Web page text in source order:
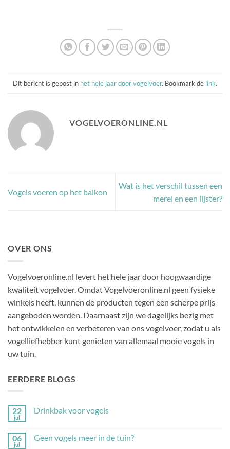
Dit bericht is gepost in het hele jaar door vogelvoer. Bookmark de link.
VOGELVOERONLINE.NL
Vogels voeren op het balkon
Wat is het verschil tussen een
merel en een lijster?
OVER ONS
Vogelvoeronline.nl levert het hele jaar door hoogwaardige
kwaliteit vogelvoer. Omdat Vogelvoeronline.nl geen fysieke
winkels heeft, kunnen de producten tegen een scherpe prijs
aangeboden worden. Daarnaast zijn we dagelijks bezig met
het ontwikkelen en verbeteren van ons vogelvoer, zodat u als
vogelliefhebber kunt genieten van allemaal mooie vogels in
uw tuin.
EERDERE BLOGS
22
jul
Drinkbak voor vogels
op
Drinkbak
06
jul
Geen vogels meer in de tuin?